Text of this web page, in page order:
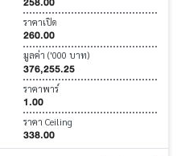
ราคาเปิด
260.00
มูลค่า ('000 บาท)
376,255.25
ราคาพาร์
1.00
ราคา Ceiling
338.00